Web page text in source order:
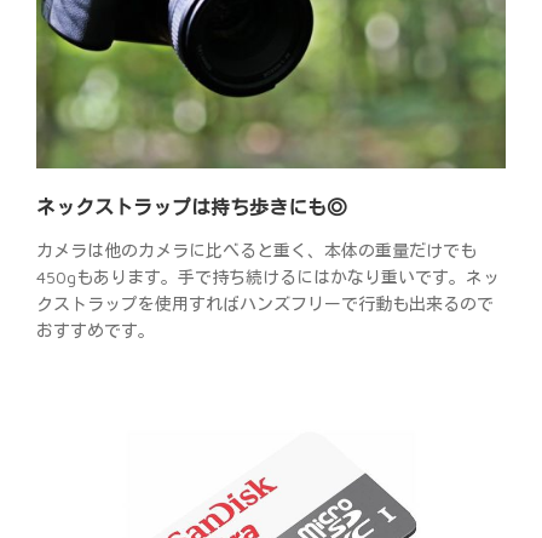
ネックストラップは持ち歩きにも◎
カメラは他のカメラに比べると重く、本体の重量だけでも
450gもあります。手で持ち続けるにはかなり重いです。ネッ
クストラップを使用すればハンズフリーで行動も出来るので
おすすめです。